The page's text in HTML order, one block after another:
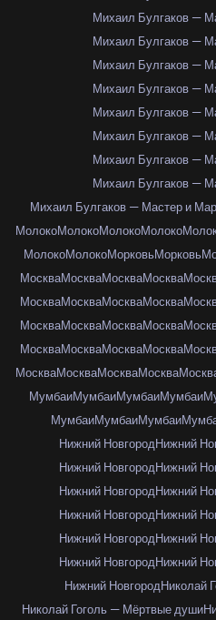
Михаил Булгаков —
Михаил Булгаков —
Михаил Булгаков —
Михаил Булгаков —
Михаил Булгаков —
Михаил Булгаков —
Михаил Булгаков —
Михаил Булгаков —
Михаил Булгаков — Мастер и
МолокоМолокоМолокоМолоко
МолокоМолокоМорковьМорковь
МоскваМоскваМоскваМосква
МоскваМоскваМоскваМосква
МоскваМоскваМоскваМосква
МоскваМоскваМоскваМосква
МоскваМоскваМоскваМосква
МумбаиМумбаиМумбаиМумбаи
МумбаиМумбаиМумбаи
Нижний НовгородНижний
Нижний НовгородНижний
Нижний НовгородНижний
Нижний НовгородНижний
Нижний НовгородНижний
Нижний НовгородНижний
Нижний НовгородНиколай
Николай Гоголь — Мёртвые души